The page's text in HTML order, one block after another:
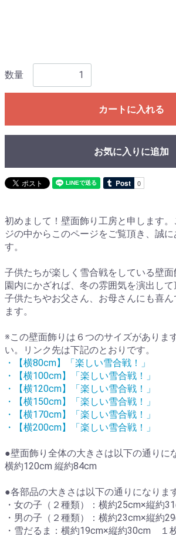
数量
カートに入れる
お気に入りに追加
初めまして！壁面飾り工房と申します
ジの中からこのページをご覧頂き、誠
す。
子供たちが楽しく雪合戦をしている壁面
園内にかざれば、冬の雰囲気を演出して
子供たちやお父さん、お母さんにも喜
ます。
※この壁面飾りは６つのサイズがありま
い。リンク先は下記のとおりです。
・【横80cm】「楽しい雪合戦！」
・【横100cm】「楽しい雪合戦！」
・【横120cm】「楽しい雪合戦！」
・【横150cm】「楽しい雪合戦！」
・【横170cm】「楽しい雪合戦！」
・【横200cm】「楽しい雪合戦！」
●壁面飾り全体の大きさは以下の通りに
横約120cm 縦約84cm
●各部品の大きさは以下の通りになりま
・女の子（２種類）：横約25cm×縦約
・男の子（２種類）：横約23cm×縦約
・雪だるま：横約19cm×縦約30cm １